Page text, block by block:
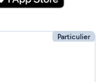
Particulier